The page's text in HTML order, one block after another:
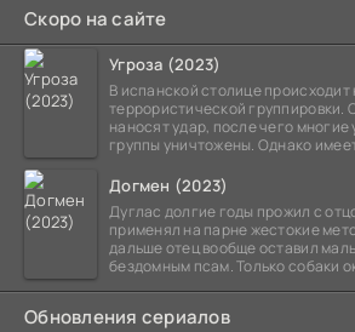
Скоро на сайте
Угроза (2023)
В испанской столице
террористической группировки.
наносят удар, после чего многие
группы уничтожены. Однако
Догмен (2023)
Дуглас долгие годы прожил с
применял на парне жестокие
дальше отец вообще оставил
бездомным псам. Только собаки
Обновления сериалов